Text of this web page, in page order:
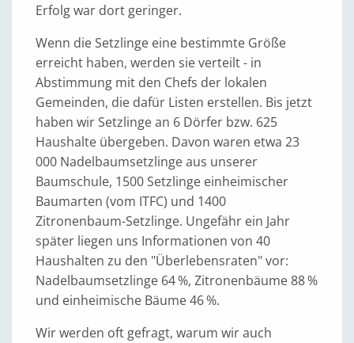
Erfolg war dort geringer.
Wenn die Setzlinge eine bestimmte Größe
erreicht haben, werden sie verteilt - in
Abstimmung mit den Chefs der lokalen
Gemeinden, die dafür Listen erstellen. Bis jetzt
haben wir Setzlinge an 6 Dörfer bzw. 625
Haushalte übergeben. Davon waren etwa 23
000 Nadelbaumsetzlinge aus unserer
Baumschule, 1500 Setzlinge einheimischer
Baumarten (vom ITFC) und 1400
Zitronenbaum-Setzlinge. Ungefähr ein Jahr
später liegen uns Informationen von 40
Haushalten zu den "Überlebensraten" vor:
Nadelbaumsetzlinge 64 %, Zitronenbäume 88 %
und einheimische Bäume 46 %.
Wir werden oft gefragt, warum wir auch